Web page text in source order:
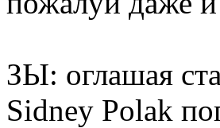
ЗЫ: оглашая
Sidney Polak